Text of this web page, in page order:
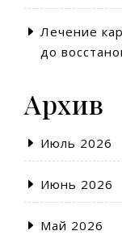
Лечение
до
Архив
Июль 2026
Июнь 2026
Май 2026